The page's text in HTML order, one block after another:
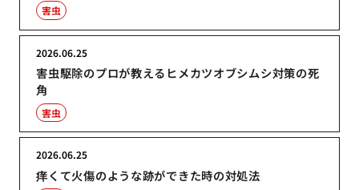
害虫
害虫駆除のプロが教えるヒメカツオブシムシ対策の死
角
2026.06.25
害虫
痒くて火傷のような跡ができた時の対処法
2026.06.25